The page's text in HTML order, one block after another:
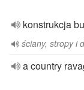
konstrukcja
ściany, stropy i
a country